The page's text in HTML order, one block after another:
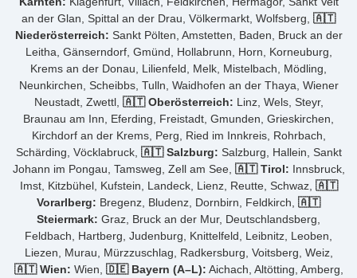
an der Glan, Spittal an der Drau, Völkermarkt, Wolfsberg, 🇦🇹
Niederösterreich: Sankt Pölten, Amstetten, Baden, Bruck an der
Leitha, Gänserndorf, Gmünd, Hollabrunn, Horn, Korneuburg,
Krems an der Donau, Lilienfeld, Melk, Mistelbach, Mödling,
Neunkirchen, Scheibbs, Tulln, Waidhofen an der Thaya, Wiener
Neustadt, Zwettl, 🇦🇹 Oberösterreich: Linz, Wels, Steyr,
Braunau am Inn, Eferding, Freistadt, Gmunden, Grieskirchen,
Kirchdorf an der Krems, Perg, Ried im Innkreis, Rohrbach,
Schärding, Vöcklabruck, 🇦🇹 Salzburg: Salzburg, Hallein, Sankt
Johann im Pongau, Tamsweg, Zell am See, 🇦🇹 Tirol: Innsbruck,
Imst, Kitzbühel, Kufstein, Landeck, Lienz, Reutte, Schwaz, 🇦🇹
Vorarlberg: Bregenz, Bludenz, Dornbirn, Feldkirch, 🇦🇹
Steiermark: Graz, Bruck an der Mur, Deutschlandsberg,
Feldbach, Hartberg, Judenburg, Knittelfeld, Leibnitz, Leoben,
Liezen, Murau, Mürzzuschlag, Radkersburg, Voitsberg, Weiz,
🇦🇹 Wien: Wien, 🇩🇪 Bayern (A–L): Aichach, Altötting, Amberg,